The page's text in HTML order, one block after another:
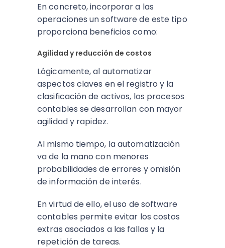
En concreto, incorporar a las
operaciones un software de este tipo
proporciona beneficios como:
Agilidad y reducción de costos
Lógicamente, al automatizar
aspectos claves en el registro y la
clasificación de activos, los procesos
contables se desarrollan con mayor
agilidad y rapidez.
Al mismo tiempo, la automatización
va de la mano con menores
probabilidades de errores y omisión
de información de interés.
En virtud de ello, el uso de software
contables permite evitar los costos
extras asociados a las fallas y la
repetición de tareas.